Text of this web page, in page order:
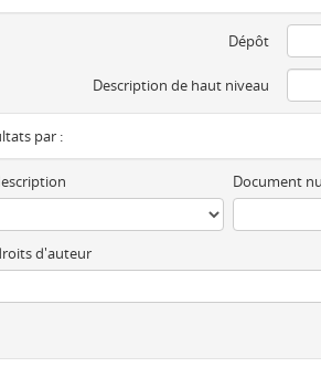
Dépôt
Description de haut niveau
par :
Document
d'auteur